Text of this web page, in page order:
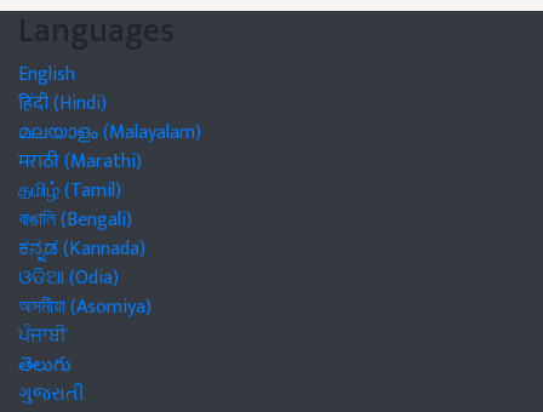
Languages
English
हिंदी (Hindi)
മലയാളം (Malayalam)
मराठी (Marathi)
தமிழ் (Tamil)
বাঙালি (Bengali)
ಕನ್ನಡ (Kannada)
ଓଡିଆ (Odia)
অসমীয়া (Asomiya)
ਪੰਜਾਬੀ
తెలుగు
ગુજરાતી